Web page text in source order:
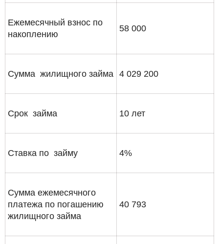
Ежемесячный взнос по
накоплению
58 000
Сумма жилищного займа 4 029 200
Срок займа 10 лет
Ставка по займу 4%
Сумма ежемесячного
платежа по погашению
жилищного займа
40 793